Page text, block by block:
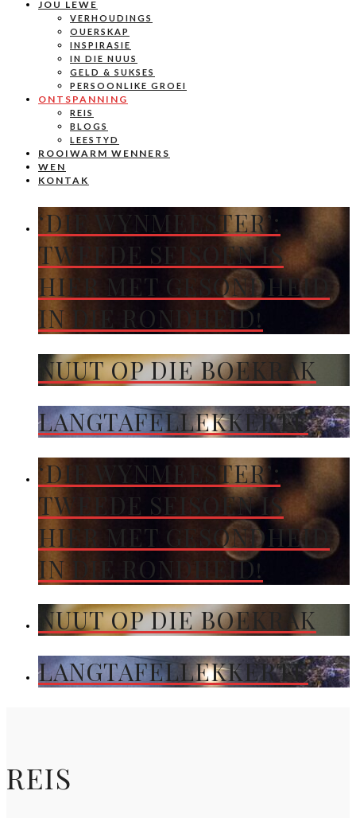
JOU LEWE
VERHOUDINGS
OUERSKAP
INSPIRASIE
IN DIE NUUS
GELD & SUKSES
PERSOONLIKE GROEI
ONTSPANNING
REIS
BLOGS
LEESTYD
ROOIWARM WENNERS
WEN
KONTAK
‘DIE WYNMEESTER’:
TWEEDE SEISOEN IS
HIER MET GESONDHEID
IN DIE RONDHEID!
NUUT OP DIE BOEKRAK
LANGTAFELLEKKERTE
‘DIE WYNMEESTER’:
TWEEDE SEISOEN IS
HIER MET GESONDHEID
IN DIE RONDHEID!
NUUT OP DIE BOEKRAK
LANGTAFELLEKKERTE
REIS